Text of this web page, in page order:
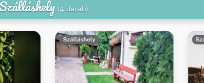
(4 darab)
Szálláshely